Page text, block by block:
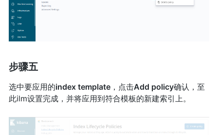
步骤五
选中要应用的index template，点击Add policy确认，至
此ilm设置完成，并将应用到符合模板的新建索引上。